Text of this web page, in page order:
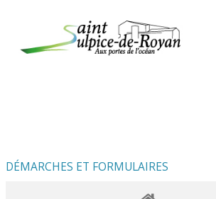
DÉMARCHES ET FORMULAIRES